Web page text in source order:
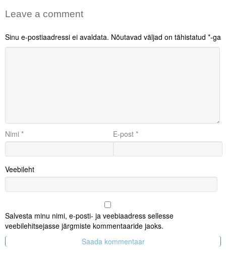
Leave a comment
Sinu e-postiaadressi ei avaldata. Nõutavad väljad on tähistatud *-ga
Nimi * E-post *
Veebileht
Salvesta minu nimi, e-posti- ja veebiaadress sellesse
veebilehitsejasse järgmiste kommentaaride jaoks.